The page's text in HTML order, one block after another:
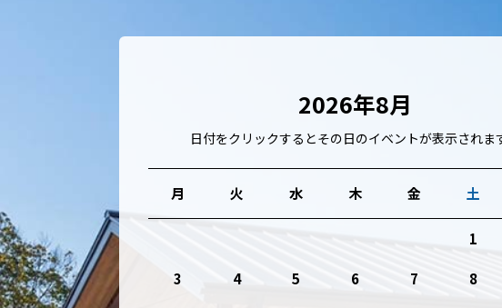
2026年8月
日付をクリックするとその日のイベントが表示されま
月 火 水 木 金 土
1
3 4 5 6 7 8